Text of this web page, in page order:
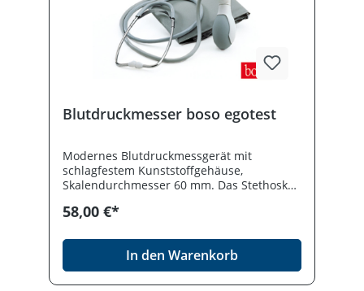
Blutdruckmesser boso egotest
Modernes Blutdruckmessgerät mit
schlagfestem Kunststoffgehäuse,
Skalendurchmesser 60 mm. Das Stethoskop
praktischer Zugbügel-Klettenmanschette
Skala sowie bedienungsfreundlichem
Druckknopfventil (Patientengerät), shock
protected. Made in germany.
58,00 €*
In den Warenkorb